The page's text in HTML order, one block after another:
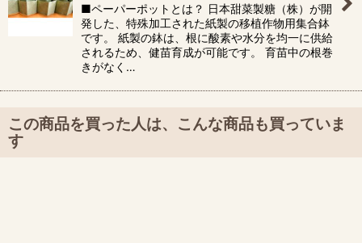
■ペーパーポットとは？ 日本甜菜製糖（株）が開
発した、特殊加工された紙製の移植作物用集合鉢
です。 紙製の鉢は、根に酸素や水分を均一に供給
されるため、健苗育成が可能です。 育苗中の根巻
きがなく…
この商品を買った人は、こんな商品も買っていま
す